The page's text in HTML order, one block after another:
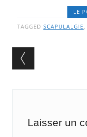
LE
TAGGEDSCAPULALGIE
Post
Laisser un